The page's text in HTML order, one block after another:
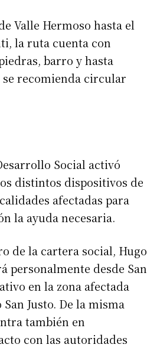
Valle Hermoso hasta el
la ruta cuenta con
barro y hasta
recomienda circular
Social activó
distintos dispositivos de
afectadas para
la ayuda necesaria.
de la cartera social, Hugo
personalmente desde San
en la zona afectada
Justo. De la misma
también en
con las autoridades